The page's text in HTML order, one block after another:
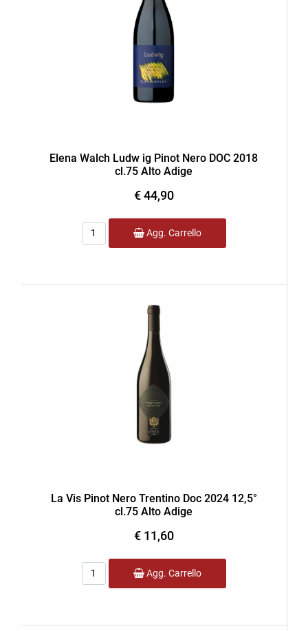
Elena Walch Ludw ig Pinot Nero DOC 2018
cl.75 Alto Adige
€ 44,90
Quantità
Agg. Carrello
La Vis Pinot Nero Trentino Doc 2024 12,5°
cl.75 Alto Adige
€ 11,60
Quantità
Agg. Carrello